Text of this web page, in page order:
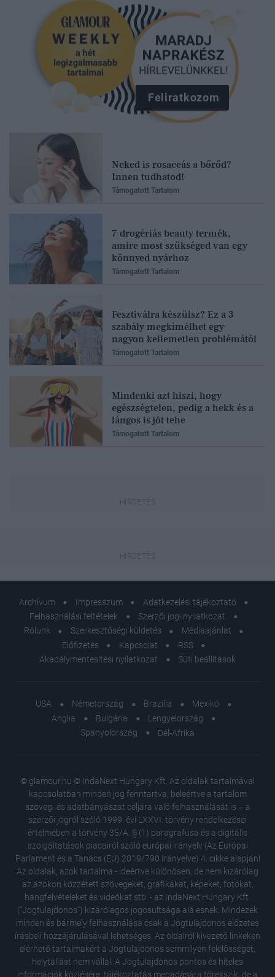
Feliratkozom
Neked is rosaceás a bőrőd?
Innen tudhatod!
Támogatott Tartalom
7 drogériás beauty termék,
amire most szükséged van egy
könnyed nyárhoz
Támogatott Tartalom
Fesztiválra készülsz? Ez a 3
szabály megkímélhet egy
nagyon kellemetlen problémától
Támogatott Tartalom
Mindenki azt hiszi, hogy
egészségtelen, pedig a hekk és a
lángos is jót tehe
Támogatott Tartalom
Archívum Impresszum
Adatkezelési tájékoztató
Felhasználási feltételek
Szerzői jogi nyilatkozat
Rólunk
Szerkesztőségi küldetés
Médiaajánlat
Előfizetés
Kapcsolat
RSS
Akadálymentesítési nyilatkozat
Süti beállítások
USA Németország Brazília
Mexikó
Anglia
Bulgária
Lengyelország
Spanyolország
Dél-Afrika
© glamour.hu © IndaNext Hungary Kft. Az oldalak tartalmával
kapcsolatban minden jog fenntartva, beleértve a tartalom
szöveg- és adatbányászat céljára való felhasználását is – a
szerzői jogról szóló 1999. évi LXXVI. törvény rendelkezései
értelmében a törvény 35/A. § (1) paragrafusa és a digitális
szolgáltatások piacairól szóló európai irányelv (Az Európai
Parlament és a Tanács (EU) 2019/790 Irányelve) 4. cikke alapján!
Az oldalak, azok tartalma - ideértve különösen, de nem kizárólag
az azokon közzétett szövegeket, grafikákat, képeket, fotókat,
hangfelvételeket és videókat stb. - az IndaNext Hungary Kft.
("Jogtulajdonos") kizárólagos jogosultsága alá esnek. Mindezek
minden és bármely felhasználása csak a Jogtulajdonos előzetes
írásbeli hozzájárulásával lehetséges. Az oldalról kivezető linkeken
elérhető tartalmakért a Jogtulajdonos semmilyen felelősséget,
helytállást nem vállal. A Jogtulajdonos pontos és hiteles
információk közlésére, tájékoztatás megadására törekszik, de a